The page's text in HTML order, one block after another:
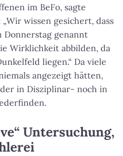
im BeFo, sagte
„Wir wissen gesichert, dass
Donnerstag genannt
Wirklichkeit abbilden, da
liegen.“ Da viele
angezeigt hätten,
in Disziplinar- noch in
Untersuchung,